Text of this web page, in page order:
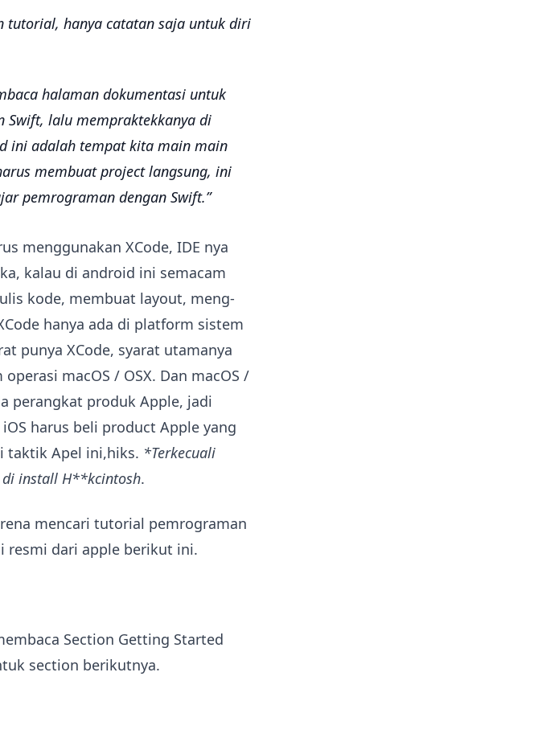
tutorial, hanya catatan saja untuk diri
halaman dokumentasi untuk
Swift, lalu mempraktekkanya di
ini adalah tempat kita main main
membuat project langsung, ini
pemrograman dengan Swift.
menggunakan XCode, IDE nya
kalau di android ini semacam
kode, membuat layout, meng-
hanya ada di platform sistem
punya XCode, syarat utamanya
macOS / OSX. Dan macOS /
perangkat produk Apple, jadi
harus beli product Apple yang
taktik Apel ini,hiks. *Terkecuali
di install H**kcintosh.
mencari tutorial pemrograman
resmi dari apple berikut ini.
Section Getting Started
section berikutnya.